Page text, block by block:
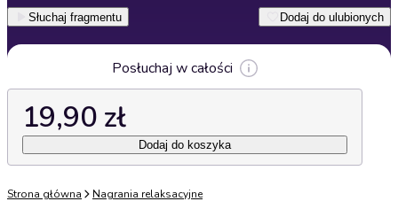
Słuchaj fragmentu Dodaj do ulubionych
Posłuchaj w całości
19,90 zł
Dodaj do koszyka
Strona główna Nagrania relaksacyjne